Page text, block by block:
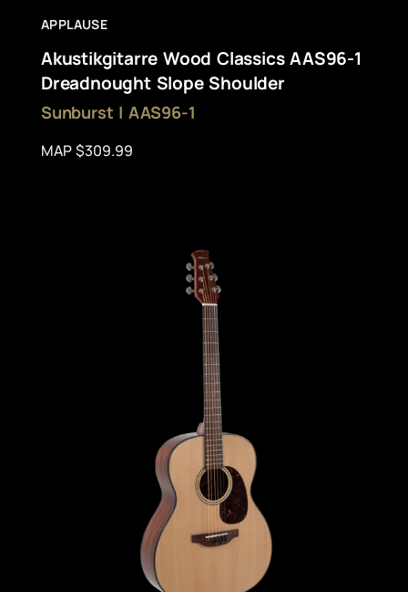
APPLAUSE
Akustikgitarre Wood Classics AAS96-1
Dreadnought Slope Shoulder
Sunburst | AAS96-1
MAP $309.99